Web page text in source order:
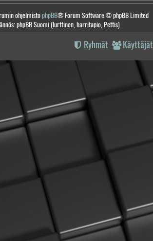
ohjelmistophpBB® Forum Software © phpBB Limited
phpBB Suomi (lurttinen, harritapio, Pettis)
Käyttäjät
Ryhmät